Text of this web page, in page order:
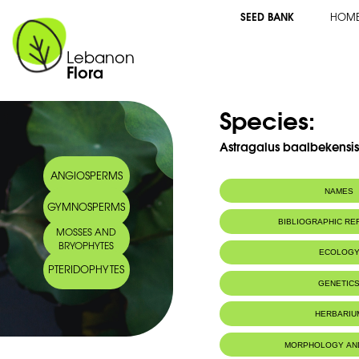
Lebanon
Flora
SEED BANK
ANGIOSPERMS
GYMNOSPERMS
MOSSES AND
BRYOPHYTES
PTERIDOPHYTES
Species:
Astragalus
NAMES
Arabic name: أسترغالس بعلبكي
BIBLIOGRAPHIC
ECOLOGY
Lebanon
MORPHOLOGY